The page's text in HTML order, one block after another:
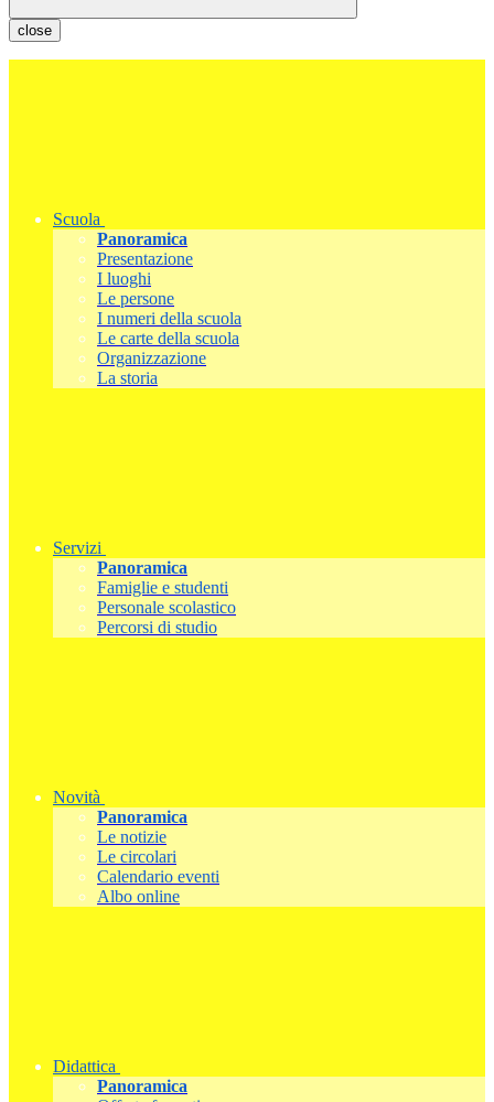
close
Scuola
Panoramica
Presentazione
I luoghi
Le persone
I numeri della scuola
Le carte della scuola
Organizzazione
La storia
Servizi
Panoramica
Famiglie e studenti
Personale scolastico
Percorsi di studio
Novità
Panoramica
Le notizie
Le circolari
Calendario eventi
Albo online
Didattica
Panoramica